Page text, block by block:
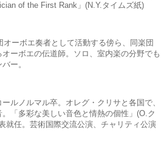
of the First Rank」(N.Y.タイムズ紙)
ーボエ奏者として活動する傍ら、同楽団
ーボエの伝道師。ソロ、室内楽の分野でも
ー。
ルノルマル卒。オレグ・クリサと各国で、
「多彩な美しい音色と情熱の個性」(O.ク
就任。芸術国際交流公演、チャリティ公演